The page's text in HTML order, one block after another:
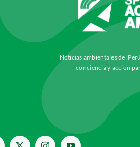
Noticias ambientales del
conciencia y acción